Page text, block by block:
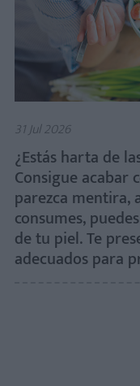
31 Jul 2026
¿Estás harta de
Consigue acabar
parezca mentira,
consumes,
de tu piel. Te
adecuados para